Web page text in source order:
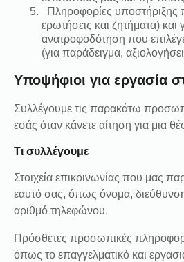
Πληροφορίες
ερωτήσεις και ζητήματα) και
ανατροφοδότηση που
(για παράδειγμα,
Υποψήφιοι για εργασία
Συλλέγουμε τις παρακάτω
εσάς όταν κάνετε αίτηση για μια
Τι συλλέγουμε
Στοιχεία επικοινωνίας που μας
εαυτό σας, όπως όνομα,
αριθμό τηλεφώνου.
Πρόσθετες προσωπικές
όπως το επαγγελματικό και